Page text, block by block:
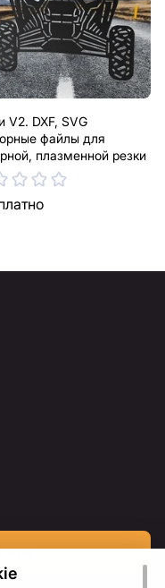
V2. DXF, SVG
файлы для
плазменной резки
нам